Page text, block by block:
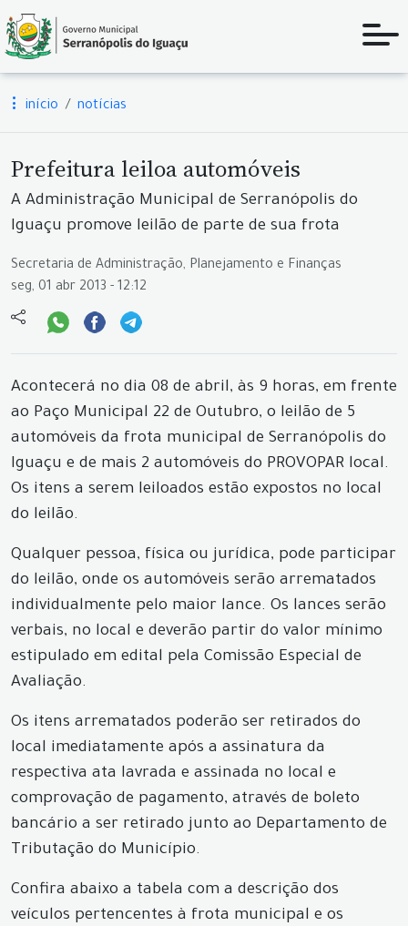
início notícias
Prefeitura leiloa automóveis
A Administração Municipal de Serranópolis do
Iguaçu promove leilão de parte de sua frota
Secretaria de Administração, Planejamento e Finanças
seg, 01 abr 2013 - 12:12
Acontecerá no dia 08 de abril, às 9 horas, em frente
ao Paço Municipal 22 de Outubro, o leilão de 5
automóveis da frota municipal de Serranópolis do
Iguaçu e de mais 2 automóveis do PROVOPAR local.
Os itens a serem leiloados estão expostos no local
do leilão.
Qualquer pessoa, física ou jurídica, pode participar
do leilão, onde os automóveis serão arrematados
individualmente pelo maior lance. Os lances serão
verbais, no local e deverão partir do valor mínimo
estipulado em edital pela Comissão Especial de
Avaliação.
Os itens arrematados poderão ser retirados do
local imediatamente após a assinatura da
respectiva ata lavrada e assinada no local e
comprovação de pagamento, através de boleto
bancário a ser retirado junto ao Departamento de
Tributação do Município.
Confira abaixo a tabela com a descrição dos
veículos pertencentes à frota municipal e os